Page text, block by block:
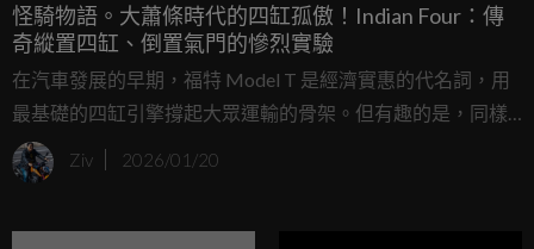
怪騎物語。大蕭條時代的四缸孤傲！Indian Four：傳
奇縱置四缸、倒置氣門的慘烈實驗
在汽車發展的早期，福特 Model T 是經濟實惠的代名詞，用
最基礎的四缸引擎撐起大眾運輸的骨架。但有趣的是，同樣
的四缸配置在二輪世界卻有著截然不同的地位；當年的美國
重機市場，單缸與雙缸引擎就像是福特的平價代步車，而
Ziv 2026/01/20